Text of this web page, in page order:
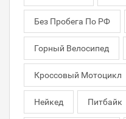
Без Пробега По РФ
Горный Велосипед
Кроссовый Мотоцикл
Нейкед Питбайк